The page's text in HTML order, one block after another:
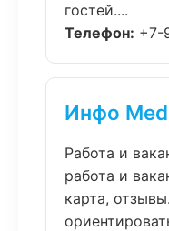
гостей....
Телефон: +7-
Инфо
Работа и
работа и
карта,